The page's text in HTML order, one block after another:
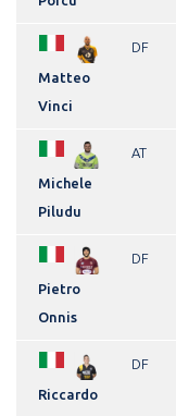
Matteo
Vinci
DF
Michele
Piludu
AT
Pietro
Onnis
DF
Riccardo
DF